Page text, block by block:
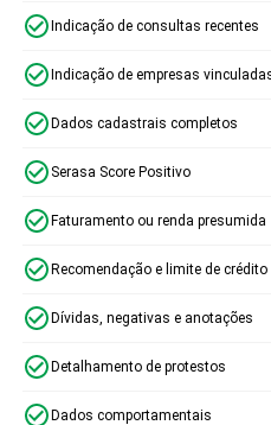
Indicação de consultas recentes
Indicação de empresas
Dados cadastrais completos
Serasa Score Positivo
Faturamento ou renda presumida
Recomendação e limite de crédito
Dívidas, negativas e anotações
Detalhamento de protestos
Dados comportamentais